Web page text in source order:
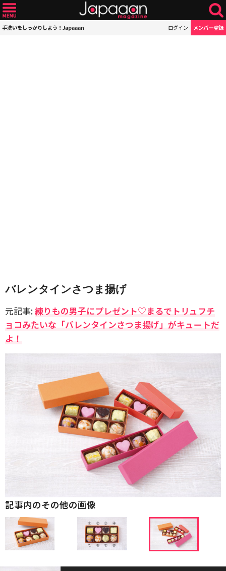
手洗いをしっかりしよう！Japaaan ログイン メンバー登録
バレンタインさつま揚げ
元記事:練りもの男子にプレゼント♡まるでトリュフチ
ョコみたいな「バレンタインさつま揚げ」がキュートだ
よ！
記事内のその他の画像